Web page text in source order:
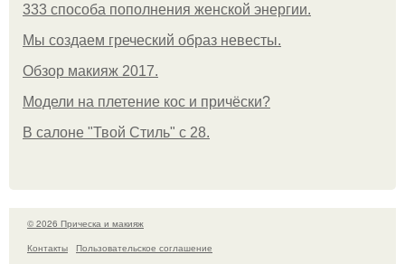
333 способа пополнения женской энергии.
Мы создаем греческий образ невесты.
Обзор макияж 2017.
Модели на плетение кос и причёски?
В салоне "Твой Стиль" с 28.
© 2026 Прическа и макияж
Контакты
Пользовательское соглашение